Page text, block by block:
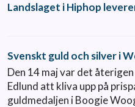
Landslaget i Hiphop
Svenskt guld och silver i
Den 14 maj var det
Edlund att kliva upp på
guldmedaljen i Boogie